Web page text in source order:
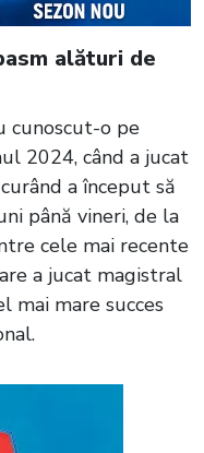
alături de
cunoscut-o pe
2024, când a jucat
a început să
până vineri, de la
cele mai recente
a jucat magistral
mai mare succes